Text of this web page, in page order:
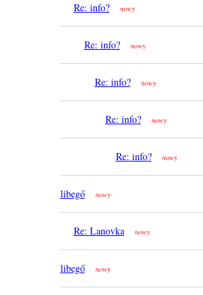
Re: info? nowy
Re: info? nowy
Re: info? nowy
Re: info? nowy
Re: info? nowy
libegő nowy
Re: Lanovka nowy
libegő nowy